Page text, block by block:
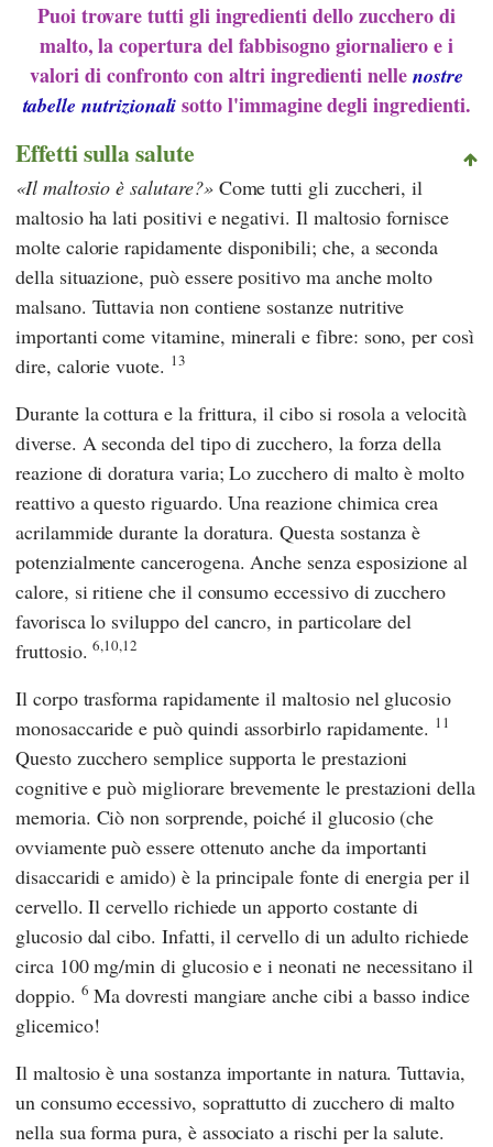
Puoi trovare tutti gli ingredienti dello zucchero di
malto, la copertura del fabbisogno giornaliero e i
valori di confronto con altri ingredienti nelle nostre
tabelle nutrizionali sotto l'immagine degli ingredienti.
Effetti sulla salute
Il maltosio è salutare? Come tutti gli zuccheri, il
maltosio ha lati positivi e negativi. Il maltosio fornisce
molte calorie rapidamente disponibili; che, a seconda
della situazione, può essere positivo ma anche molto
malsano. Tuttavia non contiene sostanze nutritive
importanti come vitamine, minerali e fibre: sono, per così
dire, calorie vuote. 13
Durante la cottura e la frittura, il cibo si rosola a velocità
diverse. A seconda del tipo di zucchero, la forza della
reazione di doratura varia; Lo zucchero di malto è molto
reattivo a questo riguardo. Una reazione chimica crea
acrilammide durante la doratura. Questa sostanza è
potenzialmente cancerogena. Anche senza esposizione al
calore, si ritiene che il consumo eccessivo di zucchero
favorisca lo sviluppo del cancro, in particolare del
fruttosio.6,10,12
Il corpo trasforma rapidamente il maltosio nel glucosio
monosaccaride e può quindi assorbirlo rapidamente. 11
Questo zucchero semplice supporta le prestazioni
cognitive e può migliorare brevemente le prestazioni della
memoria. Ciò non sorprende, poiché il glucosio (che
ovviamente può essere ottenuto anche da importanti
disaccaridi e amido) è la principale fonte di energia per il
cervello. Il cervello richiede un apporto costante di
glucosio dal cibo. Infatti, il cervello di un adulto richiede
circa 100 mg/min di glucosio e i neonati ne necessitano il
doppio. 6 Ma dovresti mangiare anche cibi a basso indice
glicemico!
Il maltosio è una sostanza importante in natura. Tuttavia,
un consumo eccessivo, soprattutto di zucchero di malto
nella sua forma pura, è associato a rischi per la salute.